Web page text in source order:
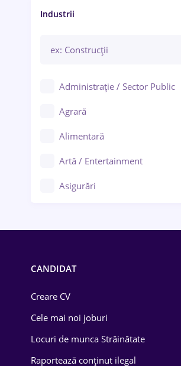
Manager / Executiv
Industrii
Administrație / Sector Public
Agrară
Alimentară
Artă / Entertainment
Asigurări
Drept
Educație / Training
CANDIDAT
Creare CV
Cele mai noi joburi
Locuri de munca Străinătate
Raportează conținut ilegal